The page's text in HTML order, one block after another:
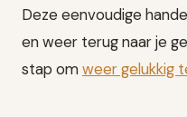
Deze eenvoudige
en weer terug naar je
stap omweer gelukkig